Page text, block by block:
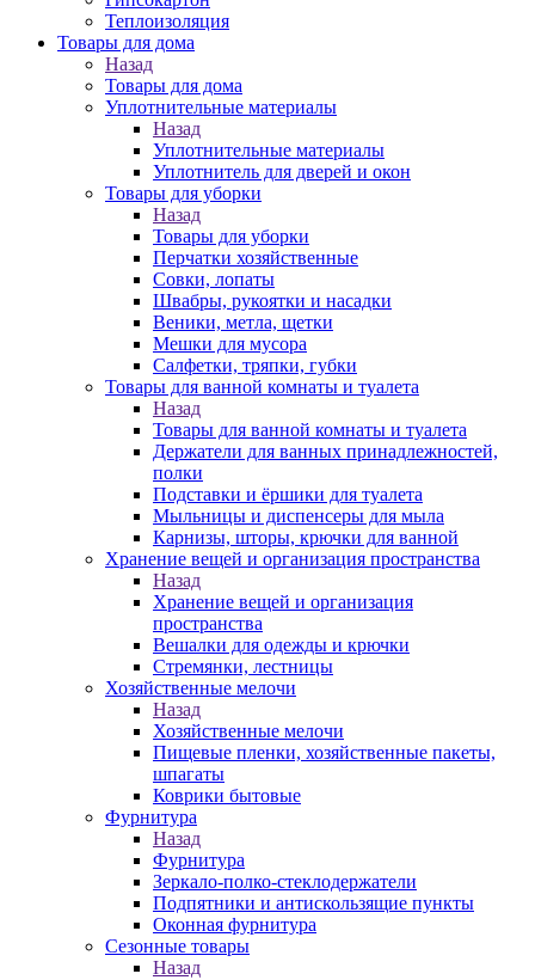
Теплоизоляция
Товары для дома
Назад
Товары для дома
Уплотнительные материалы
Назад
Уплотнительные материалы
Уплотнитель для дверей и окон
Товары для уборки
Назад
Товары для уборки
Перчатки хозяйственные
Совки, лопаты
Швабры, рукоятки и насадки
Веники, метла, щетки
Мешки для мусора
Салфетки, тряпки, губки
Товары для ванной комнаты и туалета
Назад
Товары для ванной комнаты и туалета
Держатели для ванных принадлежностей,
полки
Подставки и ёршики для туалета
Мыльницы и диспенсеры для мыла
Карнизы, шторы, крючки для ванной
Хранение вещей и организация пространства
Назад
Хранение вещей и организация
пространства
Вешалки для одежды и крючки
Стремянки, лестницы
Хозяйственные мелочи
Назад
Хозяйственные мелочи
Пищевые пленки, хозяйственные пакеты,
шпагаты
Коврики бытовые
Фурнитура
Назад
Фурнитура
Зеркало-полко-стеклодержатели
Подпятники и антискользящие пункты
Оконная фурнитура
Сезонные товары
Назад